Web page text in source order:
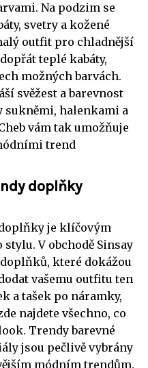
Na podzim se
svetry a kožené
outfit pro chladnější
teplé kabáty,
možných barvách.
svěžest a barevnost
sukněmi, halenkami a
vám tak umožňuje
trend
doplňky
je klíčovým
V obchodě Sinsay
které dokážou
vašemu outfitu ten
a tašek po náramky,
najdete všechno, co
Trendy barevné
jsou pečlivě vybrány
módním trendům.